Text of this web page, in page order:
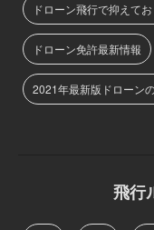
ドローン飛行で抑えて
ドローン免許最新情報
2021年最新版ドローン
飛行